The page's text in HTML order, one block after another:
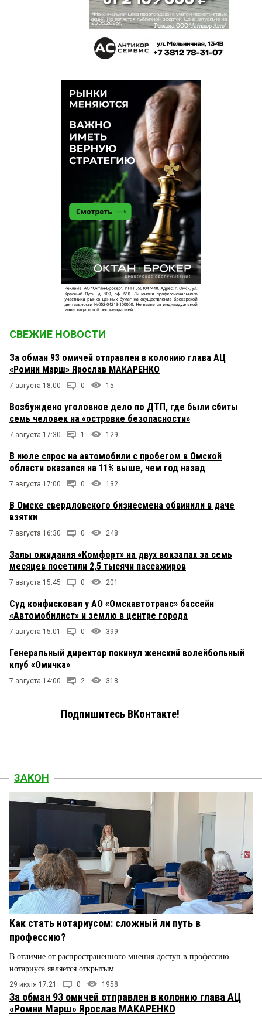
30 мая 2023 в 11:49:
А кто знает за что турнули? Это ведь нонсенс
«Негосударственное образовательное
учреждение Омский юридический институт».
Образование за деньги. Отсюда
соответствующий уровень профессионализма.
Страна купленных дипломов.
Оммчу 29 мая 2023 в 23:48:
А кто такие Виталина и Виктория?
Оммч 29 мая 2023 в 23:05:
Сладкой парочке Виталине и Виктории пусть
спасибо скажет.
СВЕЖИЕ НОВОСТИ
За обман 93 омичей отправлен в колонию глава АЦ
«Ромни Марш» Ярослав МАКАРЕНКО
7 августа 18:00 0 15
Возбуждено уголовное дело по ДТП, где были сбиты
семь человек на «островке безопасности»
7 августа 17:30 1 129
В июле спрос на автомобили с пробегом в Омской
области оказался на 11% выше, чем год назад
7 августа 17:00 0 132
В Омске свердловского бизнесмена обвинили в даче
взятки
7 августа 16:30 0 248
Залы ожидания «Комфорт» на двух вокзалах за семь
месяцев посетили 2,5 тысячи пассажиров
7 августа 15:45 0 201
Суд конфисковал у АО «Омскавтотранс» бассейн
«Автомобилист» и землю в центре города
7 августа 15:01 0 399
Генеральный директор покинул женский волейбольный
клуб «Омичка»
7 августа 14:00 2 318
Подпишитесь ВКонтакте!
ЗАКОН
Как стать нотариусом: сложный ли путь в
профессию?
В отличие от распространенного мнения доступ в профессию
нотариуса является открытым
29 июля 17:21 0 1958
За обман 93 омичей отправлен в колонию глава АЦ
«Ромни Марш» Ярослав МАКАРЕНКО